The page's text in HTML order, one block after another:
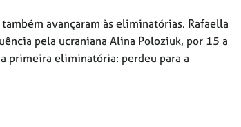
avançaram às eliminatórias. Rafaella
pela ucraniana Alina Poloziuk, por 15 a
primeira eliminatória: perdeu para a